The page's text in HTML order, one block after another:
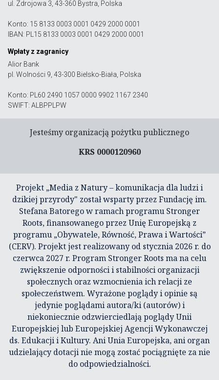
ul. Zdrojowa 3, 43-360 Bystra, Polska
Konto: 15 8133 0003 0001 0429 2000 0001
IBAN: PL15 8133 0003 0001 0429 2000 0001
Wpłaty z zagranicy
Alior Bank
pl. Wolności 9, 43-300 Bielsko-Biała, Polska
Konto: PL60 2490 1057 0000 9902 1167 2340
SWIFT: ALBPPLPW
Jesteśmy organizacją pożytku publicznego
KRS 0000120960
Projekt „Media z Natury – komunikacja dla ludzi i
dzikiej przyrody" został wsparty przez Fundację im.
Stefana Batorego w ramach programu Stronger
Roots, finansowanego przez Unię Europejską z
programu „Obywatele, Równość, Prawa i Wartości”
(CERV). Projekt jest realizowany od stycznia 2026 r. do
czerwca 2027 r. Program Stronger Roots ma na celu
zwiększenie odporności i stabilności organizacji
społecznych oraz wzmocnienia ich relacji ze
społeczeństwem. Wyrażone poglądy i opinie są
jedynie poglądami autora/ki (autorów) i
niekoniecznie odzwierciedlają poglądy Unii
Europejskiej lub Europejskiej Agencji Wykonawczej
ds. Edukacji i Kultury. Ani Unia Europejska, ani organ
udzielający dotacji nie mogą zostać pociągnięte za nie
do odpowiedzialności.